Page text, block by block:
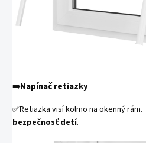
➡️Napínač retiazky
✅Retiazka visí kolmo na okenný rám.
bezpečnosť detí.